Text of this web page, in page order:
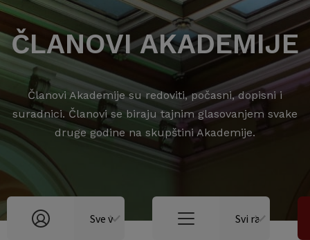
ČLANOVI AKADEMIJE
Članovi Akademije su redoviti, počasni, dopisni i
suradnici. Članovi se biraju tajnim glasovanjem svake
druge godine na skupštini Akademije.